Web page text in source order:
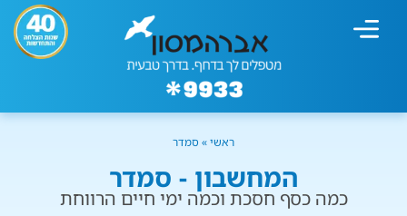
ראשי» סמדר
המחשבון - סמדר
כמה כסף חסכת וכמה ימי חיים הרווחת